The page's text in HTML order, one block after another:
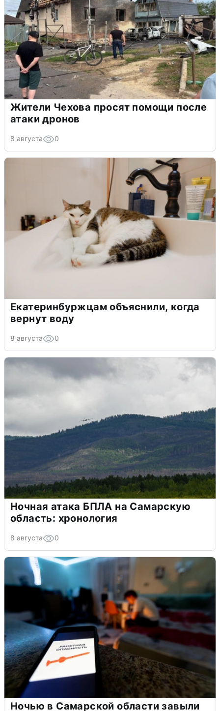
Жители Чехова просят помощи после
атаки дронов
8 августа 0
Екатеринбуржцам объяснили, когда
вернут воду
8 августа 0
Ночная атака БПЛА на Самарскую
область: хронология
8 августа 0
Ночью в Самарской области завыли